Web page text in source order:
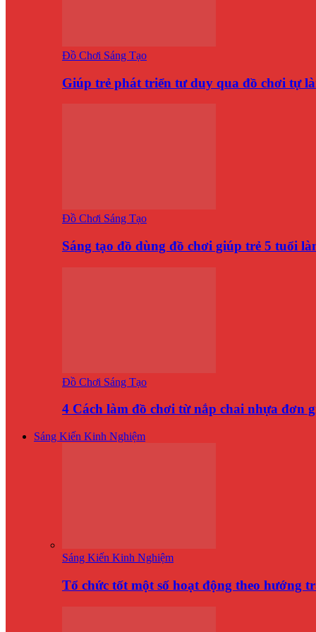
Đồ Chơi Sáng Tạo
Giúp trẻ phát triển tư duy qua đồ chơi tự
Đồ Chơi Sáng Tạo
Sáng tạo đồ dùng đồ chơi giúp trẻ 5 tuổi
Đồ Chơi Sáng Tạo
4 Cách làm đồ chơi từ nắp chai nhựa đơn
Sáng Kiến Kinh Nghiệm
Sáng Kiến Kinh Nghiệm
Tổ chức tốt một số hoạt động theo hướng